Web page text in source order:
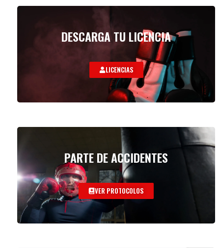
DESCARGA TU LICENCIA
LICENCIAS
PARTE DE ACCIDENTES
VER PROTOCOLOS